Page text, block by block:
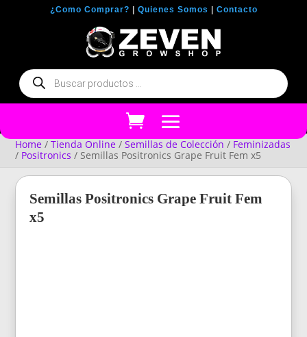
¿Como Comprar? Quienes Somos Contacto
Búsqueda
de
productos
Home /Tienda Online /Semillas de Colección / Feminizadas
/ Positronics / Semillas Positronics Grape Fruit Fem x5
Semillas Positronics Grape Fruit Fem
x5